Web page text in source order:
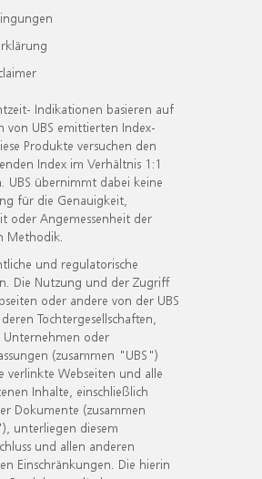
Indikationen basieren auf
von UBS emittierten Index-
Produkte versuchen den
Index im Verhältnis 1:1
UBS übernimmt dabei keine
für die Genauigkeit,
oder Angemessenheit der
Methodik.
und regulatorische
Die Nutzung und der Zugriff
oder andere von der UBS
Tochtergesellschaften,
oder
(zusammen "UBS")
verlinkte Webseiten und alle
Inhalte, einschließlich
Dokumente (zusammen
unterliegen diesem
und allen anderen
Einschränkungen. Die hierin